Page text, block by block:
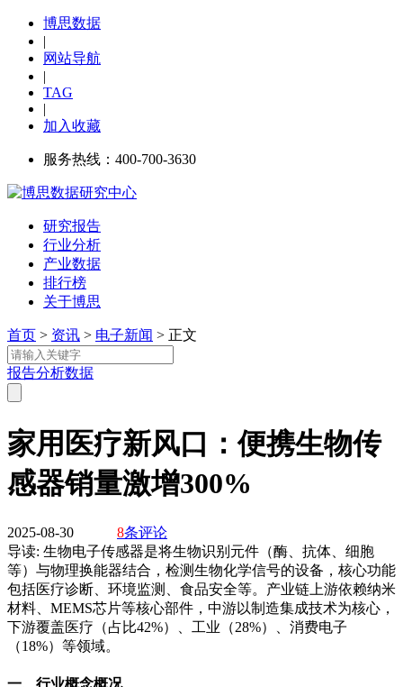
博思数据
|
网站导航
|
TAG
|
加入收藏
服务热线：400-700-3630
研究报告
行业分析
产业数据
排行榜
关于博思
首页 > 资讯 > 电子新闻 > 正文
报告分析数据
家用医疗新风口：便携生物传
感器销量激增300%
2025-08-30 8条评论
导读: 生物电子传感器是将生物识别元件（酶、抗体、细胞
等）与物理换能器结合，检测生物化学信号的设备，核心功能
包括医疗诊断、环境监测、食品安全等。产业链上游依赖纳米
材料、MEMS芯片等核心部件，中游以制造集成技术为核心，
下游覆盖医疗（占比42%）、工业（28%）、消费电子
（18%）等领域。